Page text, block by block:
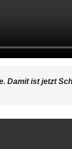
Damit ist jetzt